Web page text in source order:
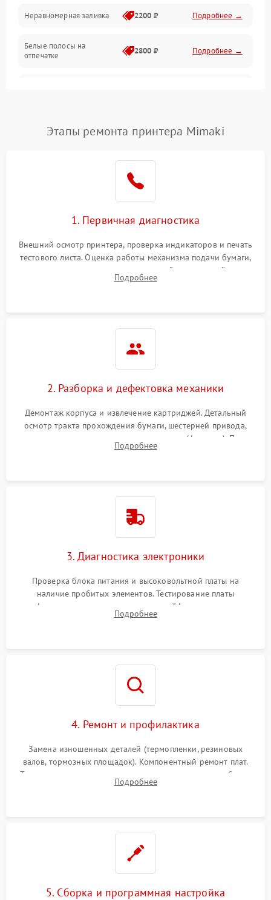
Режим работы
Питание и запуск
Неравномерная заливка 2200 ₽ Подробнее →
Белые полосы на
отпечатке
2800 ₽ Подробнее →
Этапы ремонта принтера Mimaki
1. Первичная диагностика
Внешний осмотр принтера, проверка индикаторов и печать
тестового листа. Оценка работы механизма подачи бумаги,
выявление посторонних шумов, замятий и первичный анализ
дефектов печати (полосы, фон, пробелы).
Подробнее
2. Разборка и дефектовка механики
Демонтаж корпуса и извлечение картриджей. Детальный
осмотр тракта прохождения бумаги, шестерней привода,
роликов захвата и узла термозакрепления (фьюзера). Поиск
физического износа и повреждений деталей.
Подробнее
3. Диагностика электроники
Проверка блока питания и высоковольтной платы на
наличие пробитых элементов. Тестирование платы
форматирования, целостности шлейфов, контактов
картриджа и оптопар (датчиков прохождения и наличия
Подробнее
4. Ремонт и профилактика
Замена изношенных деталей (термопленки, резиновых
валов, тормозных площадок). Компонентный ремонт плат.
Тщательная очистка тракта печати, контактов и линз блока
лазера (LSU) от просыпанного тонера и пыли.
Подробнее
5. Сборка и программная настройка